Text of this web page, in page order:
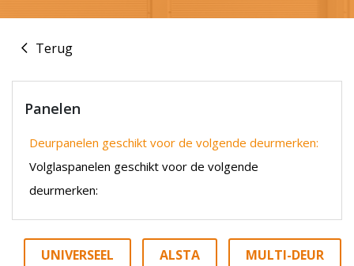
Terug
Panelen
Deurpanelen geschikt voor de volgende deurmerken:
Volglaspanelen geschikt voor de volgende
deurmerken:
UNIVERSEEL ALSTA MULTI-DEUR